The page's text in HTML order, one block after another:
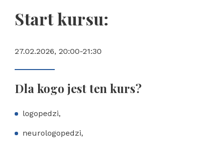
Start kursu:
27.02.2026, 20:00-21:30
Dla kogo jest ten kurs?
logopedzi,
neurologopedzi,